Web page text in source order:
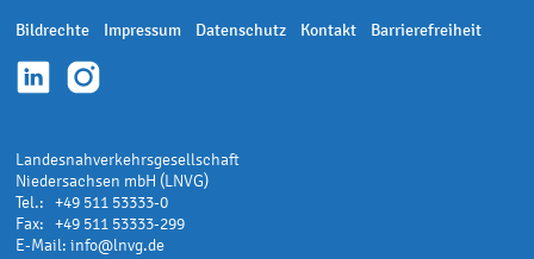
Bildrechte Impressum Datenschutz Kontakt Barrierefreiheit
Landesnahverkehrsgesellschaft
Niedersachsen mbH (LNVG)
Tel.: +49 511 53333-0
Fax: +49 511 53333-299
E-Mail:info@lnvg.de